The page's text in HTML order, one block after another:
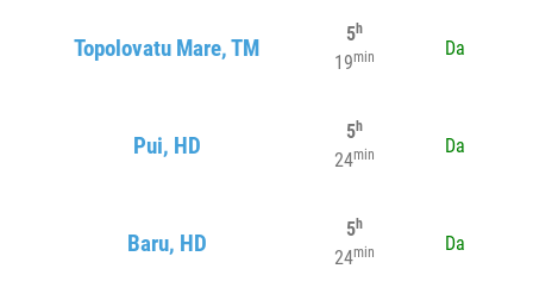
Topolovatu Mare, TM
5h
19min Da
Pui, HD
5h
24min Da
Baru, HD
5h
24min Da